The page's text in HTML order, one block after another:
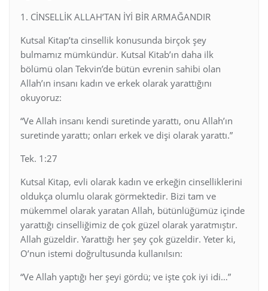
1. CİNSELLİK ALLAH’TAN İYİ BİR ARMAĞANDIR
Kutsal Kitap’ta cinsellik konusunda birçok şey
bulmamız mümkündür. Kutsal Kitab’ın daha ilk
bölümü olan Tekvin’de bütün evrenin sahibi olan
Allah’ın insanı kadın ve erkek olarak yarattığını
okuyoruz:
“Ve Allah insanı kendi suretinde yarattı, onu Allah’ın
suretinde yarattı; onları erkek ve dişi olarak yarattı.”
Tek. 1:27
Kutsal Kitap, evli olarak kadın ve erkeğin cinselliklerini
oldukça olumlu olarak görmektedir. Bizi tam ve
mükemmel olarak yaratan Allah, bütünlüğümüz içinde
yarattığı cinselliğimiz de çok güzel olarak yaratmıştır.
Allah güzeldir. Yarattığı her şey çok güzeldir. Yeter ki,
O’nun istemi doğrultusunda kullanılsın:
“Ve Allah yaptığı her şeyi gördü; ve işte çok iyi idi…”